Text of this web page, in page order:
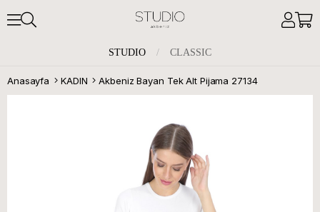
STUDIO / CLASSIC
Anasayfa KADIN Akbeniz Bayan Tek Alt Pijama 27134